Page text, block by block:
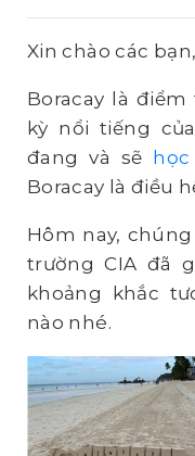
Xin chào các bạn,
Boracay là
kỳ nổi tiếng
đang và sẽ
Boracay là điều
Hôm nay,
trường CIA đã
khoảng khắc
nào nhé.